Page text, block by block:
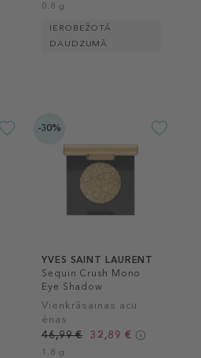
0.8 g
IEROBEŽOTĀ
DAUDZUMĀ
-30%
YVES SAINT LAURENT
Sequin Crush Mono
Eye Shadow
Vienkrāsainas acu
ēnas
46,99 €
32,89 €
1.8 g